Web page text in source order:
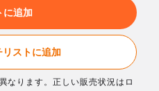
に追加
リストに追加
なります。正しい販売状況はロ